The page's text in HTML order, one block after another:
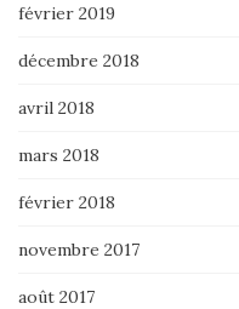
février 2019
décembre 2018
avril 2018
mars 2018
février 2018
novembre 2017
août 2017